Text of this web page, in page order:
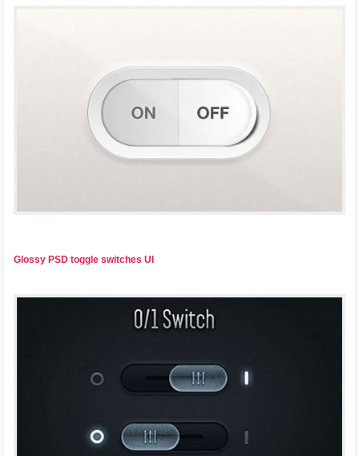
Glossy PSD toggle switches UI